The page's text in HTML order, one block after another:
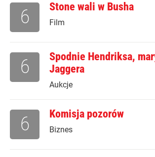
Stone wali w Busha
Film
6
Spodnie Hendriksa,
Jaggera
Aukcje
6
Komisja pozorów
Biznes
6